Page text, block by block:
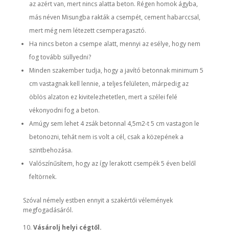
az azért van, mert nincs alatta beton. Régen homok ágyba,
más néven Misungba rakták a csempét, cement habarccsal,
mert még nem létezett csemperagasztó.
Ha nincs beton a csempe alatt, mennyi az esélye, hogy nem
fog tovább süllyedni?
Minden szakember tudja, hogy a javító betonnak minimum 5
cm vastagnak kell lennie, a teljes felületen, márpedig az
öblös alzaton ez kivitelezhetetlen, mert a szélei felé
vékonyodni fog a beton.
Amúgy sem lehet 4 zsák betonnal 4,5m2-t 5 cm vastagon le
betonozni, tehát nem is volt a cél, csak a közepének a
szintbehozása.
Valószínűsítem, hogy az így lerakott csempék 5 éven belől
feltörnek.
Szóval némely estben ennyit a szakértői vélemények
megfogadásáról.
Vásárolj helyi cégtől.